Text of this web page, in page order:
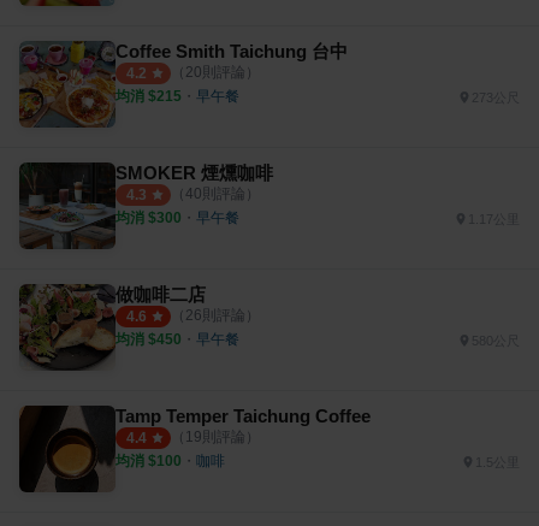
Coffee Smith Taichung 台中
4.2 （ 20則評論）
均消 $215 ・ 早午餐
SMOKER 煙燻咖啡
4.3 （ 40則評論）
均消 $300 ・ 早午餐
做咖啡二店
4.6 （ 26則評論）
均消 $450 ・ 早午餐 580公尺
Tamp Temper Taichung Coffee
4.4 （ 19則評論）
均消 $100 ・ 咖啡 1.5公里